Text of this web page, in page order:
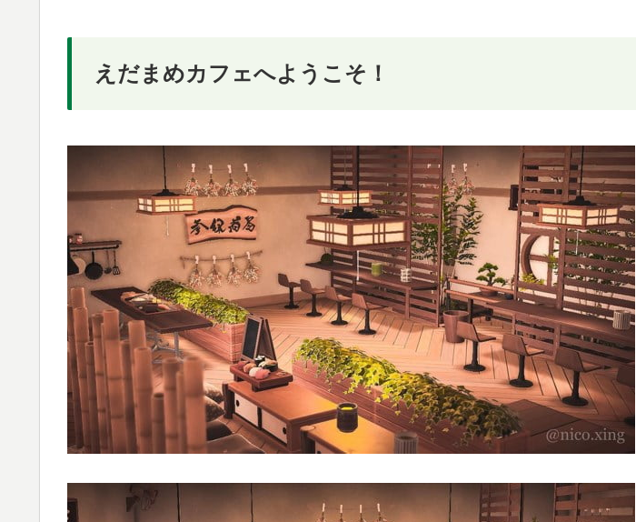
えだまめカフェへようこそ！